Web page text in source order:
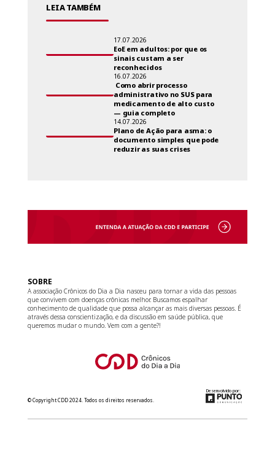
LEIA TAMBÉM
17.07.2026
EoE em adultos: por que os
sinais custam a ser
reconhecidos
16.07.2026
Como abrir processo
administrativo no SUS para
medicamento de alto custo
— guia completo
14.07.2026
Plano de Ação para asma: o
documento simples que pode
reduzir as suas crises
SOBRE
A associação Crônicos do Dia a Dia nasceu para tornar a vida das pessoas
que convivem com doenças crônicas melhor. Buscamos espalhar
conhecimento de qualidade que possa alcançar as mais diversas pessoas. É
através dessa conscientização, e da discussão em saúde pública, que
queremos mudar o mundo. Vem com a gente?!
© Copyright CDD 2024. Todos os direitos reservados.
Desenvolvido por: